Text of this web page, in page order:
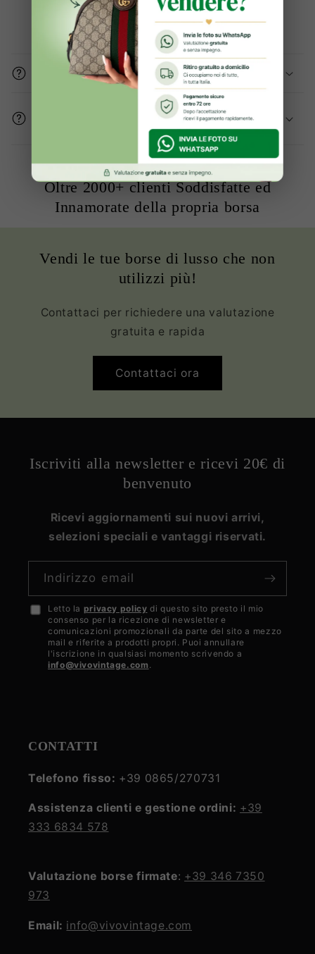
Domande frequenti
Gli articoli sono originali?
Come mi assicurate che le condizioni del
prodotto sono buone?
Oltre 2000+ clienti Soddisfatte ed
Innamorate della propria borsa
Vendi le tue borse di lusso che non
utilizzi più!
Contattaci per richiedere una valutazione
gratuita e rapida
Contattaci ora
Iscriviti alla newsletter e ricevi 20€ di
benvenuto
Ricevi aggiornamenti sui nuovi arrivi,
selezioni speciali e vantaggi riservati.
Indirizzo email
Accetto
privacy
policy
Letto la privacy policy di questo sito presto il mio
consenso per la ricezione di newsletter e
comunicazioni promozionali da parte del sito a mezzo
mail e riferite a prodotti propri. Puoi annullare
l'iscrizione in qualsiasi momento scrivendo a
info@vivovintage.com .
CONTATTI
Telefono fisso: +39 0865/270731
Assistenza clienti e gestione ordini: +39
333 6834 578
Valutazione borse firmate: +39 346 7350
973
Email: info@vivovintage.com